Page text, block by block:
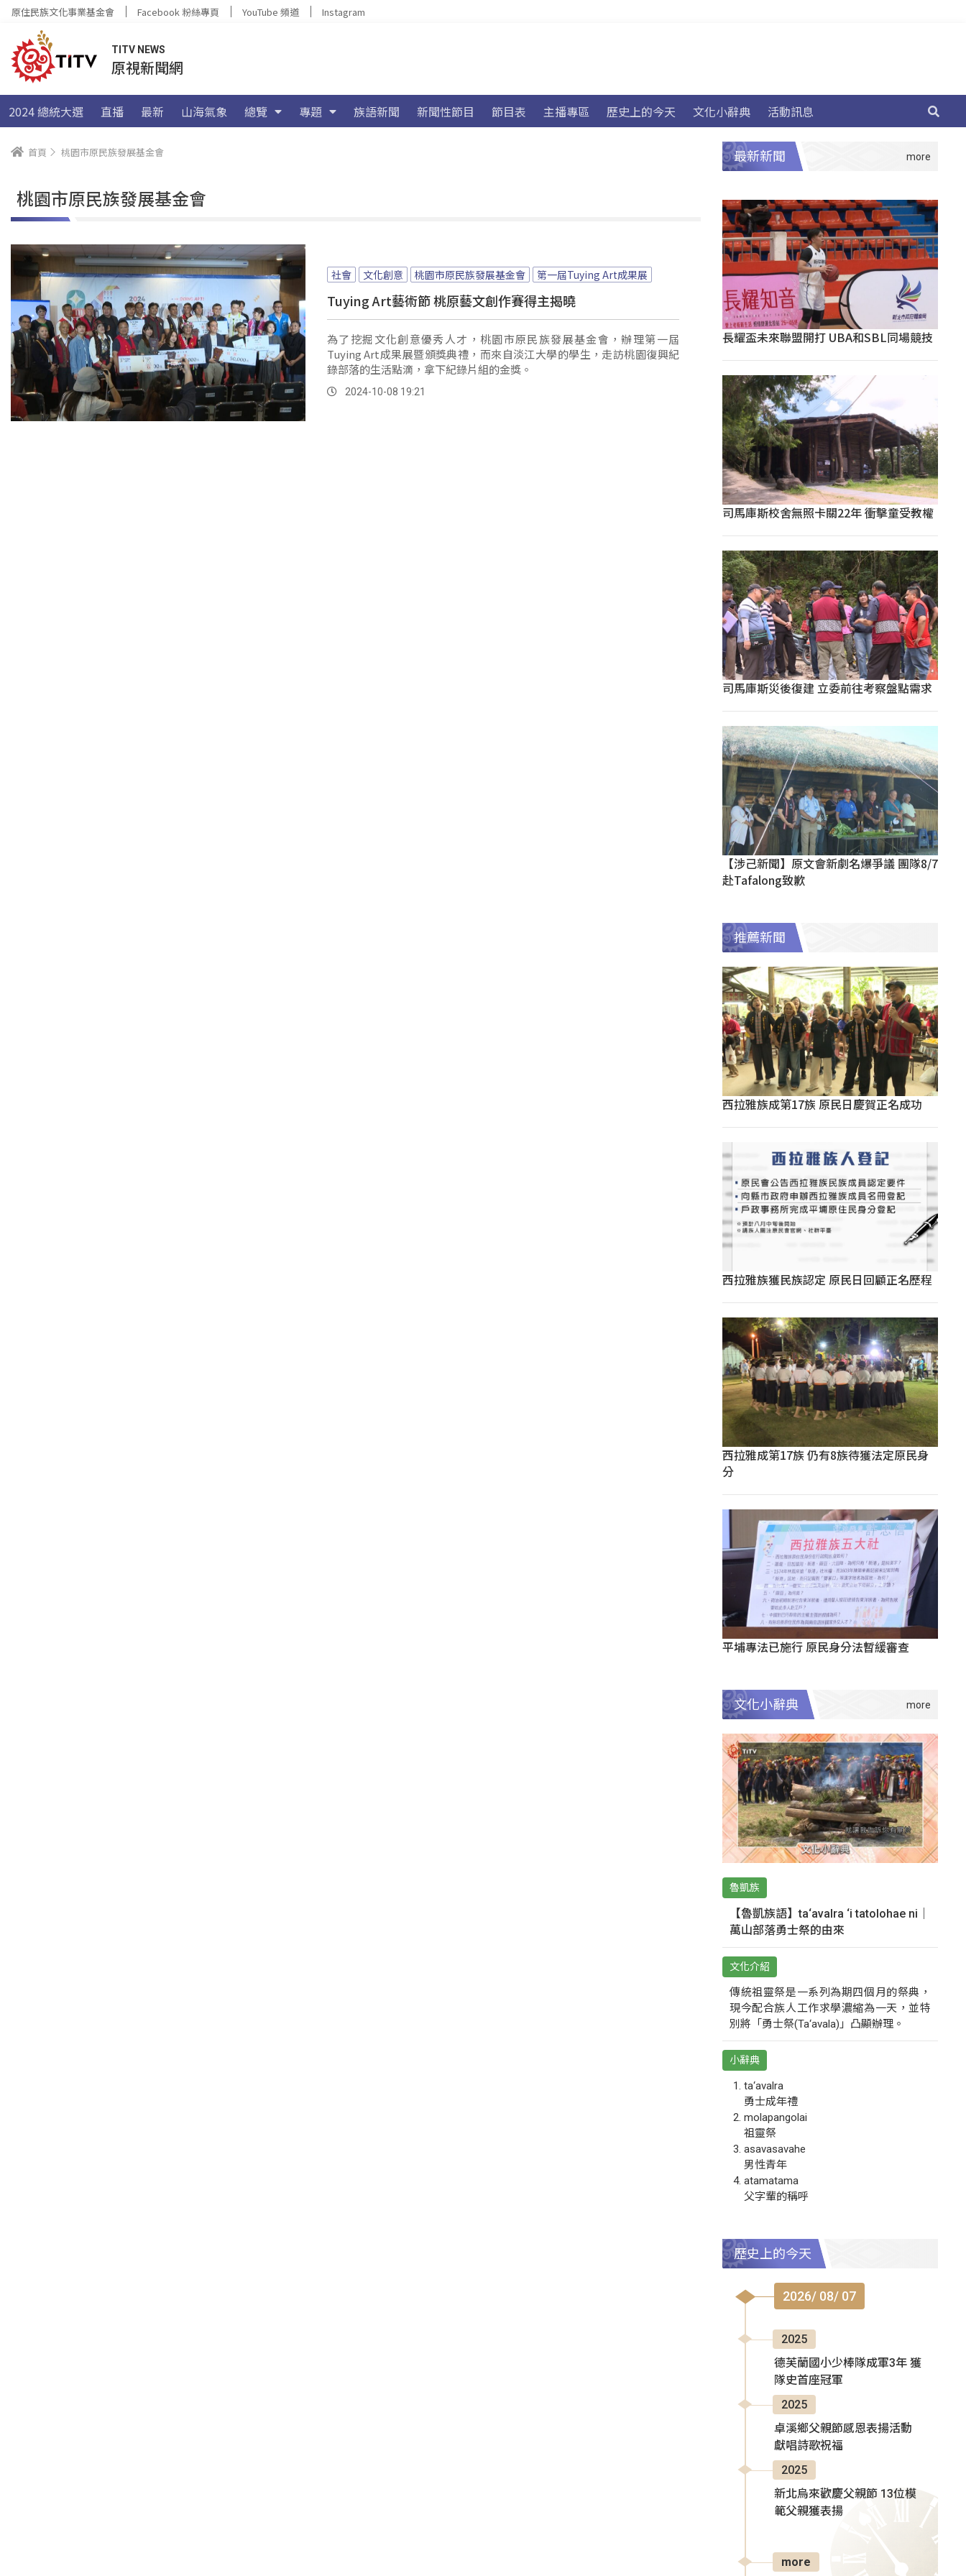
原住民族文化事業基金會 Facebook 粉絲專頁 YouTube 頻道 Instagram
TITV NEWS
原視新聞網
2024 總統大選 直播 最新 山海氣象 總覽 專題 族語新聞 新聞性節目 節目表 主播專區 歷史上的今天 文化小辭典 活動訊息
首頁 桃園市原民族發展基金會
桃園市原民族發展基金會
社會 文化創意 桃園市原民族發展基金會 第一屆Tuying Art成果展
Tuying Art藝術節 桃原藝文創作賽得主揭曉
為了挖掘文化創意優秀人才，桃園市原民族發展基金會，辦理第一屆
Tuying Art成果展暨頒獎典禮，而來自淡江大學的學生，走訪桃園復興紀
錄部落的生活點滴，拿下紀錄片組的金獎。
2024-10-08 19:21
最新新聞
長耀盃未來聯盟開打 UBA和SBL同場競技
司馬庫斯校舍無照卡關22年 衝擊童受教權
司馬庫斯災後復建 立委前往考察盤點需求
【涉己新聞】原文會新劇名爆爭議 團隊8/7
赴Tafalong致歉
推薦新聞
西拉雅族成第17族 原民日慶賀正名成功
西拉雅族獲民族認定 原民日回顧正名歷程
西拉雅成第17族 仍有8族待獲法定原民身
分
平埔專法已施行 原民身分法暫緩審查
文化小辭典
魯凱族
【魯凱族語】ta‘avalra ‘i tatolohae ni｜
萬山部落勇士祭的由來
文化介紹
傳統祖靈祭是一系列為期四個月的祭典，
現今配合族人工作求學濃縮為一天，並特
別將「勇士祭(Ta‘avala)」凸顯辦理。
小辭典
ta‘avalra
勇士成年禮
molapangolai
祖靈祭
asavasavahe
男性青年
atamatama
父字輩的稱呼
歷史上的今天
2026/ 08/ 07
2025
德芙蘭國小少棒隊成軍3年 獲
隊史首座冠軍
2025
卓溪鄉父親節感恩表揚活動
獻唱詩歌祝福
2025
新北烏來歡慶父親節 13位模
範父親獲表揚
more